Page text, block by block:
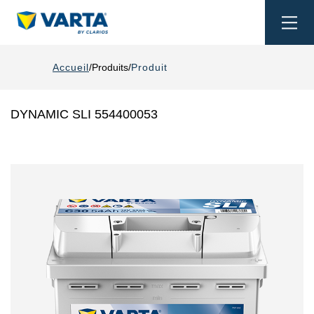
Accueil Produits Produit
DYNAMIC SLI 554400053